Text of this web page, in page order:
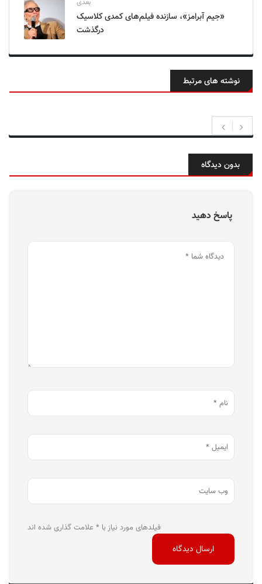
بعدی
«جیم آبرامز»، سازنده فیلم‌های کمدی کلاسیک
درگذشت
نوشته های مرتبط
بدون دیدگاه
پاسخ دهید
فیلدهای مورد نیاز با * علامت گذاری شده اند